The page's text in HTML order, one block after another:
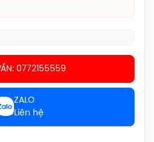
0772155559
ZALO
Liên hệ
Lông Yonex Cascade Accel
Light Blue) New 2026